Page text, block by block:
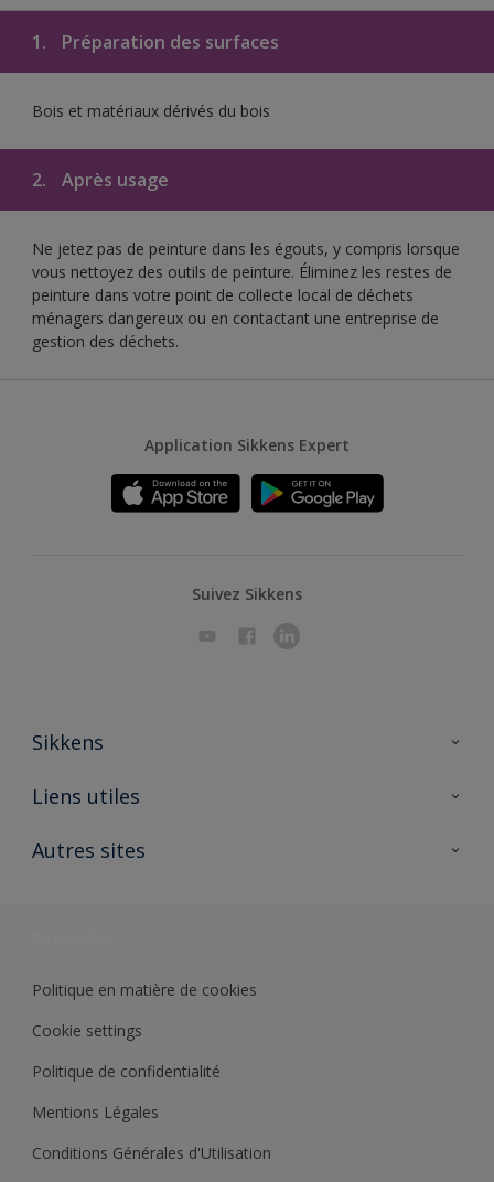
1. Préparation des surfaces
Bois et matériaux dérivés du bois
2. Après usage
Ne jetez pas de peinture dans les égouts, y compris lorsque
vous nettoyez des outils de peinture. Éliminez les restes de
peinture dans votre point de collecte local de déchets
ménagers dangereux ou en contactant une entreprise de
gestion des déchets.
Application Sikkens Expert
Suivez Sikkens
Sikkens
A propos de Sikkens
Liens utiles
Ouvrir un magasin PASS
Autres sites
Politique en matière de cookies
Cookie settings
Politique de confidentialité
Mentions Légales
Conditions Générales d'Utilisation